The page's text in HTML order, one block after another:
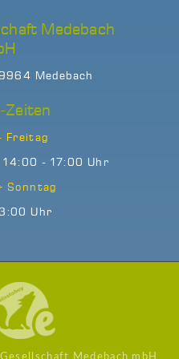
Medebach
Medebach
Zeiten
Freitag
- 17:00 Uhr
Sonntag
Uhr
Medebach mbH